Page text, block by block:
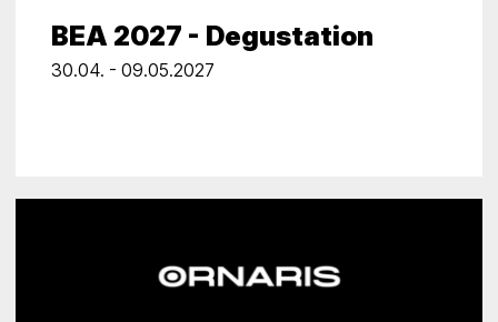
BEA 2027 - Degustation
30.04. - 09.05.2027